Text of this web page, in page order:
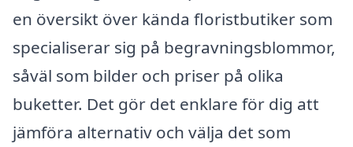
en översikt över kända floristbutiker som
specialiserar sig på begravningsblommor,
såväl som bilder och priser på olika
buketter. Det gör det enklare för dig att
jämföra alternativ och välja det som